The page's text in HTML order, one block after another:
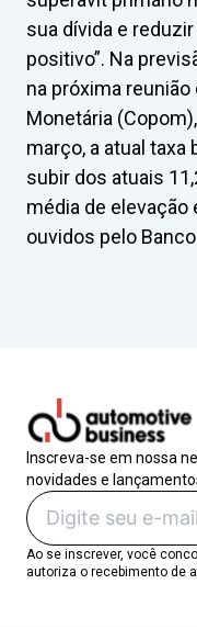
sua dívida e
positivo”. Na
na próxima
Monetária
março, a atual taxa
subir dos atuais
média de elevação
ouvidos pelo
Inscreva-se em nossa
novidades e
Ao se inscrever, você
autoriza o recebimento de